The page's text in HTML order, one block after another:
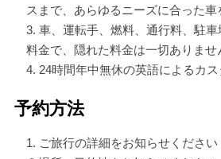
スまで、あらゆるニーズに合った車
車、運転手、燃料、通行料、駐
料金で、隠れた料金は一切ありませ
24時間年中無休の英語によるカス
予約方法
ご旅行の詳細をお知らせくださ